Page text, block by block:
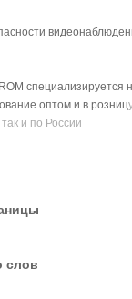
оптом и в розниц
и по России
слов